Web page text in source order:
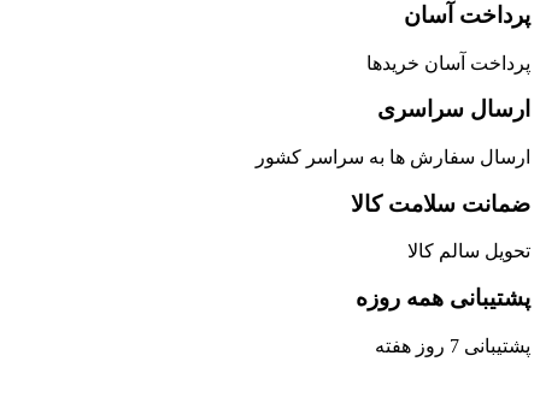
پرداخت آسان
پرداخت آسان خریدها
ارسال سراسری
ارسال سفارش ها به سراسر کشور
ضمانت سلامت کالا
تحویل سالم کالا
پشتیبانی همه روزه
پشتیبانی 7 روز هفته